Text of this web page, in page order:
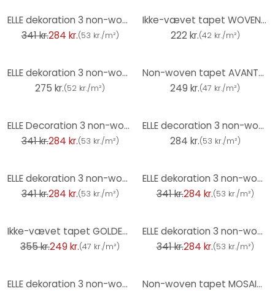
ELLE dekoration 3 non-woven tapet hvid
341 kr.284 kr.(53 kr./m²)
Ikke-vævet tapet WOVEN Elle Decoration 4, taupe
222 kr.(42 kr./m²)
ELLE dekoration 3 non-woven tapet grå
275 kr.(52 kr./m²)
Non-woven tapet AVANTGARDE Elle Decoration 4, lysegrå
249 kr.(47 kr./m²)
ELLE Decoration 3 non-woven tapet hvid
341 kr.284 kr.(53 kr./m²)
ELLE decoration 3 non-woven tapet beige
284 kr.(53 kr./m²)
ELLE dekoration 3 non-woven tapet grå
341 kr.284 kr.(53 kr./m²)
ELLE dekoration 3 non-woven tapet sort
341 kr.284 kr.(53 kr./m²)
Ikke-vævet tapet GOLDEN GROVE Elle Decoration 4, guld
355 kr.249 kr.(47 kr./m²)
ELLE dekoration 3 non-woven tapet beige
341 kr.284 kr.(53 kr./m²)
ELLE dekoration 3 non-woven tapet grå
Non-woven tapet MOSAIQUE Elle Decoration 4, lysegrå